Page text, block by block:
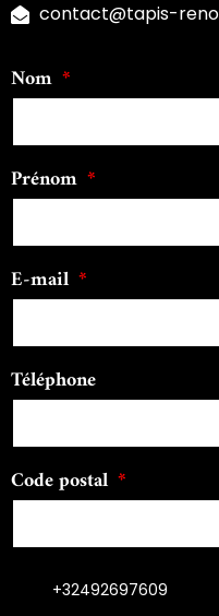
+32492697609
contact@tapis-
Nom
Prénom
E-mail
Téléphone
Code postal
Message